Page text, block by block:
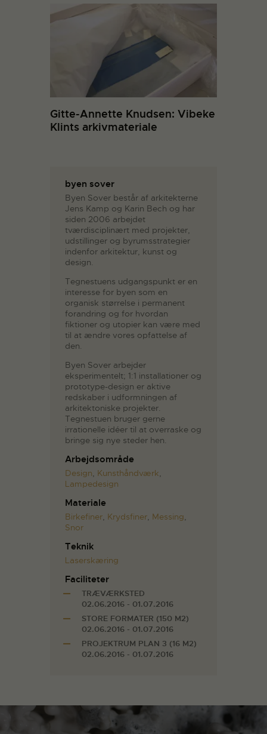
Gitte-Annette Knudsen: Vibeke
Klints arkivmateriale
byen sover
Byen Sover består af arkitekterne
Jens Kamp og Karin Bech og har
siden 2006 arbejdet
tværdisciplinært med projekter,
udstillinger og byrumsstrategier
indenfor arkitektur, kunst og
design.
Tegnestuens udgangspunkt er en
interesse for byen som en
organisk størrelse i permanent
forandring og for hvordan
fiktioner og utopier kan være med
til at ændre vores opfattelse af
den.
Byen Sover arbejder
eksperimentelt; 1:1 installationer og
prototype-design er aktive
redskaber i udformningen af
arkitektoniske projekter.
Tegnestuen bruger gerne
irrationelle idéer til at overraske og
bringe sig nye steder hen.
Arbejdsområde
Design, Kunsthåndværk,
Lampedesign
Materiale
Birkefiner, Krydsfiner, Messing,
Snor
Teknik
Laserskæring
Faciliteter
TRÆVÆRKSTED
02.06.2016 - 01.07.2016
STORE FORMATER (150 M2)
02.06.2016 - 01.07.2016
PROJEKTRUM PLAN 3 (16 M2)
02.06.2016 - 01.07.2016